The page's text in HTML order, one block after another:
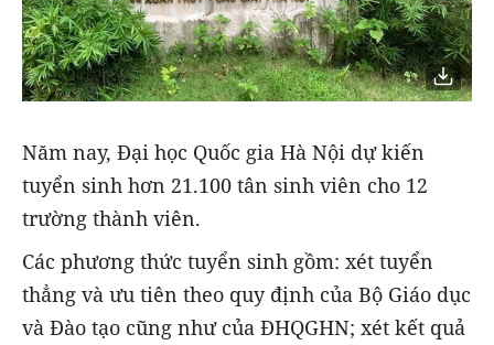
Năm nay, Đại học Quốc gia Hà Nội dự kiến
tuyển sinh hơn 21.100 tân sinh viên cho 12
trường thành viên.
Các phương thức tuyển sinh gồm: xét tuyển
thẳng và ưu tiên theo quy định của Bộ Giáo dục
và Đào tạo cũng như của ĐHQGHN; xét kết quả